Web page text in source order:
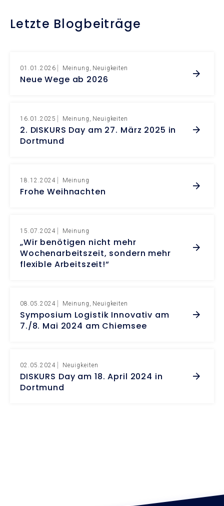
Letzte Blogbeiträge
01.01.2026 Meinung Neuigkeiten
Neue Wege ab 2026
16.01.2025 Meinung Neuigkeiten
2. DISKURS Day am 27. März 2025 in
Dortmund
18.12.2024 Meinung
Frohe Weihnachten
15.07.2024 Meinung
„Wir benötigen nicht mehr
Wochenarbeitszeit, sondern mehr
flexible Arbeitszeit!“
08.05.2024 Meinung Neuigkeiten
Symposium Logistik Innovativ am
7./8. Mai 2024 am Chiemsee
02.05.2024 Neuigkeiten
DISKURS Day am 18. April 2024 in
Dortmund